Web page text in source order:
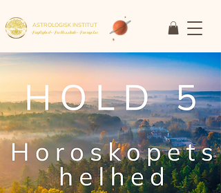
ASTROLOGISK INSTITUT
Faglighed • Fællesskab• Fornyelse